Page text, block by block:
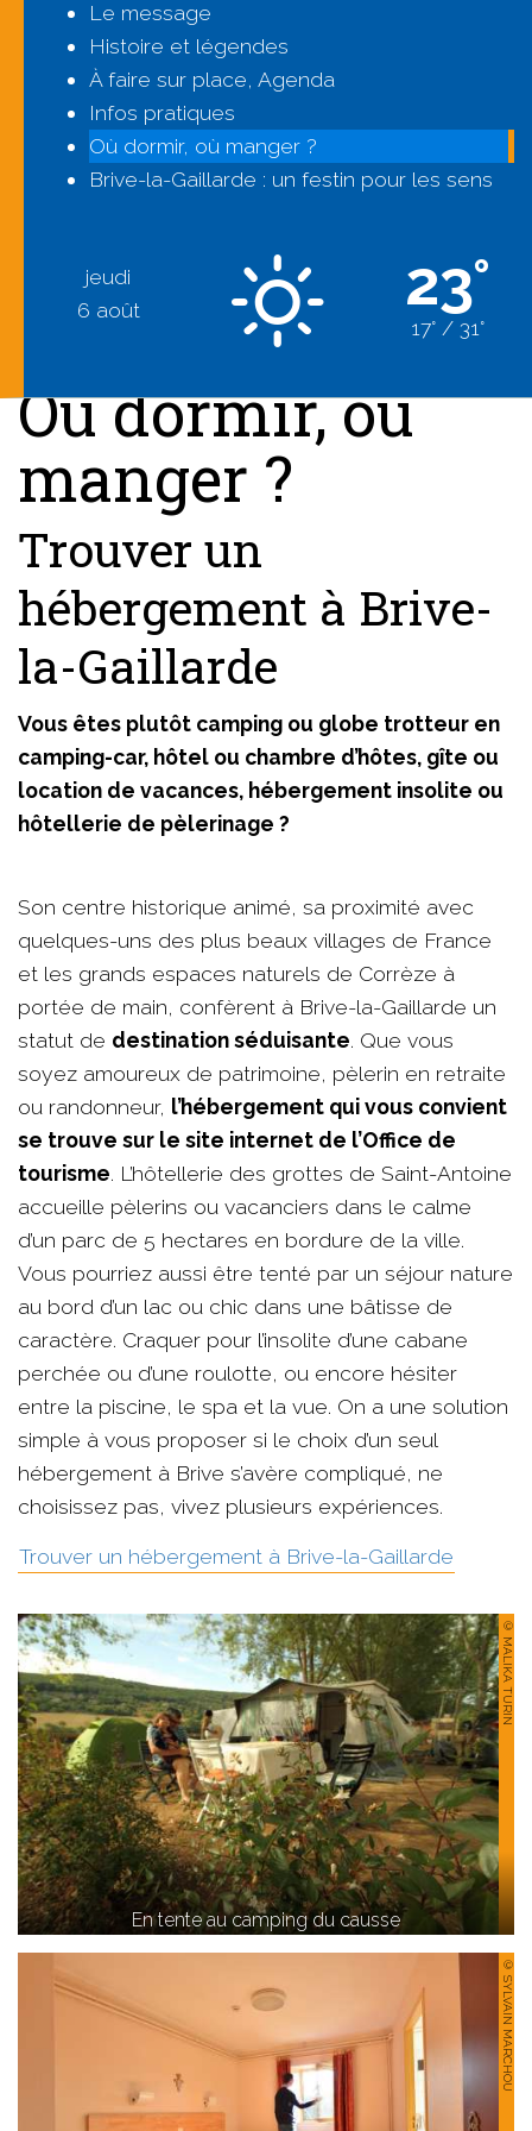
Où dormir, où
manger ?
Trouver un
hébergement à Brive-
la-Gaillarde
Vous êtes plutôt camping ou globe trotteur en
camping-car, hôtel ou chambre d’hôtes, gîte ou
location de vacances, hébergement insolite ou
hôtellerie de pèlerinage ?
Son centre historique animé, sa proximité avec
quelques-uns des plus beaux villages de France
et les grands espaces naturels de Corrèze à
portée de main, confèrent à Brive-la-Gaillarde un
statut de destination séduisante. Que vous
soyez amoureux de patrimoine, pèlerin en retraite
ou randonneur, l’hébergement qui vous convient
se trouve sur le site internet de l’Office de
tourisme. L’hôtellerie des grottes de Saint-Antoine
accueille pèlerins ou vacanciers dans le calme
d’un parc de 5 hectares en bordure de la ville.
Vous pourriez aussi être tenté par un séjour nature
au bord d’un lac ou chic dans une bâtisse de
caractère. Craquer pour l’insolite d’une cabane
perchée ou d’une roulotte, ou encore hésiter
entre la piscine, le spa et la vue. On a une solution
simple à vous proposer si le choix d’un seul
hébergement à Brive s’avère compliqué, ne
choisissez pas, vivez plusieurs expériences.
Trouver un hébergement à Brive-la-Gaillarde
© MALIKA TURIN
En tente au camping du causse
© SYLVAIN MARCHOU
Le message
Histoire et légendes
À faire sur place, Agenda
Infos pratiques
Où dormir, où manger ?
Brive-la-Gaillarde : un festin pour les sens
jeudi
6 août
23°
17° / 31°